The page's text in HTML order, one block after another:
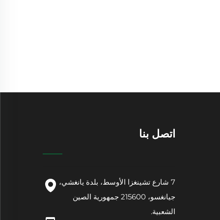
اتصل بنا
7 شارع تشينغزا الأوسط، بلدة يانغشي،
جيانغسو، 215600 جمهورية الصين
الشعبية.